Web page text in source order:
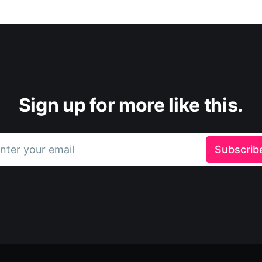
Sign up for more like this.
your email